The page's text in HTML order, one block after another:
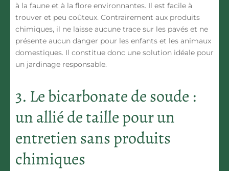
à la faune et à la flore environnantes. Il est facile à
trouver et peu coûteux. Contrairement aux produits
chimiques, il ne laisse aucune trace sur les pavés et ne
présente aucun danger pour les enfants et les animaux
domestiques. Il constitue donc une solution idéale pour
un jardinage responsable.
3. Le bicarbonate de soude :
un allié de taille pour un
entretien sans produits
chimiques